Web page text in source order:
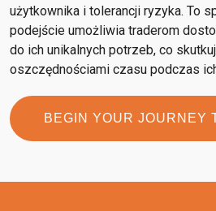
użytkownika i tolerancji ryzyka. To
podejście umożliwia traderom
do ich unikalnych potrzeb, co
oszczędnościami czasu podczas
BEGIN YOUR JOURNEY